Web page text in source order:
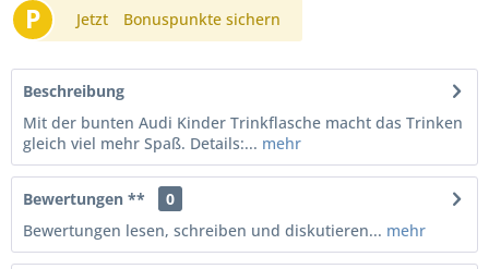
P Jetzt Bonuspunkte sichern
Beschreibung
Mit der bunten Audi Kinder Trinkflasche macht das Trinken
gleich viel mehr Spaß. Details:... mehr
Bewertungen **
0
Bewertungen lesen, schreiben und diskutieren... mehr